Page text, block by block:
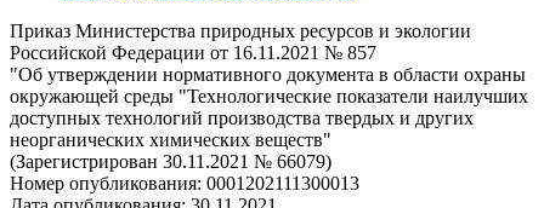
Приказ Министерства природных ресурсов и экологии
Российской Федерации от 16.11.2021 № 857
"Об утверждении нормативного документа в области охраны
окружающей среды "Технологические показатели наилучших
доступных технологий производства твердых и других
неорганических химических веществ"
(Зарегистрирован 30.11.2021 № 66079)
Номер опубликования: 0001202111300013